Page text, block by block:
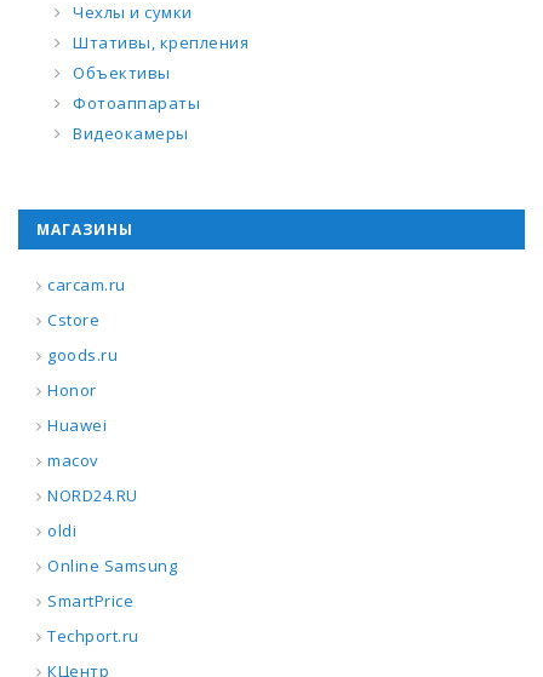
Чехлы и сумки
Штативы, крепления
Объективы
Фотоаппараты
Видеокамеры
МАГАЗИНЫ
carcam.ru
Cstore
goods.ru
Honor
Huawei
macov
NORD24.RU
oldi
Online Samsung
SmartPrice
Techport.ru
КЦентр